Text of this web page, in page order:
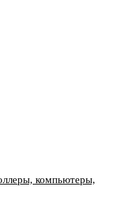
компьютеры,